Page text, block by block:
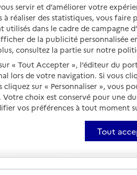
n° 970306429
âge
Fin de vie à domicile
servir et d’améliorer votre
à réaliser des statistiques, vous
utilisés dans le cadre de
de la publicité personnalisée
consultez la partie sur notre
« Tout Accepter », l’éditeur du
lors de votre navigation. Si vous
cliquez sur « Personnaliser », vous
Votre choix est conservé pour une
vos préférences à tout moment
Tout